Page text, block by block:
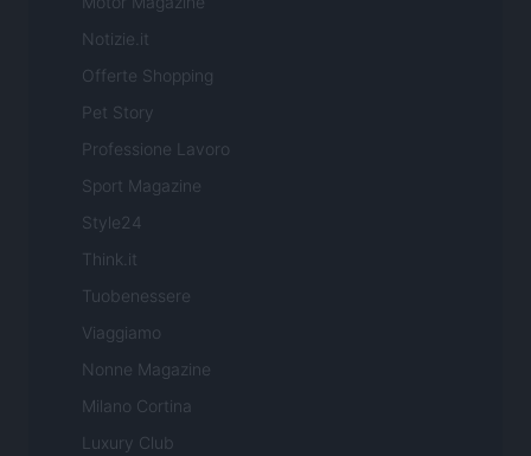
Notizie.it
Offerte Shopping
Pet Story
Professione Lavoro
Sport Magazine
Style24
Think.it
Tuobenessere
Viaggiamo
Nonne Magazine
Milano Cortina
Luxury Club